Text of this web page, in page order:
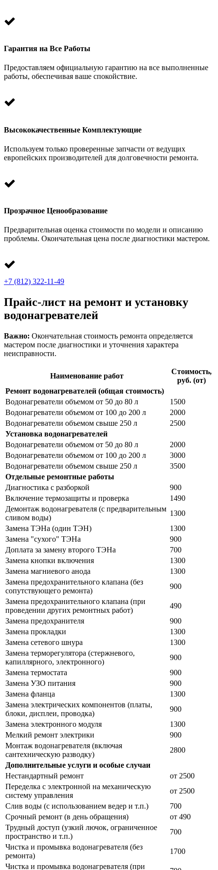
Гарантия на Все Работы
Предоставляем официальную гарантию на все выполненные
работы, обеспечивая ваше спокойствие.
Высококачественные Комплектующие
Используем только проверенные запчасти от ведущих
европейских производителей для долговечности ремонта.
Прозрачное Ценообразование
Предварительная оценка стоимости по модели и описанию
проблемы. Окончательная цена после диагностики мастером.
+7 (812) 322-11-49
Прайс-лист на ремонт и установку
водонагревателей
Важно: Окончательная стоимость ремонта определяется
мастером после диагностики и уточнения характера
неисправности.
Наименование работ
Стоимость,
руб. (от)
Ремонт водонагревателей (общая стоимость)
Водонагреватели объемом от 50 до 80 л
1500
Водонагреватели объемом от 100 до 200 л
2000
Водонагреватели объемом свыше 250 л
2500
Установка водонагревателей
Водонагреватели объемом от 50 до 80 л
2000
Водонагреватели объемом от 100 до 200 л
3000
Водонагреватели объемом свыше 250 л
3500
Отдельные ремонтные работы
Диагностика с разборкой
900
Включение термозащиты и проверка
1490
Демонтаж водонагревателя (с предварительным
сливом воды)
1300
Замена ТЭНа (один ТЭН)
1300
Замена "сухого" ТЭНа
900
Доплата за замену второго ТЭНа
700
Замена кнопки включения
1300
Замена магниевого анода
1300
Замена предохранительного клапана (без
сопутствующего ремонта)
900
Замена предохранительного клапана (при
проведении других ремонтных работ)
490
Замена предохранителя
900
Замена прокладки
1300
Замена сетевого шнура
1300
Замена терморегулятора (стержневого,
капиллярного, электронного)
900
Замена термостата
900
Замена УЗО питания
900
Замена фланца
1300
Замена электрических компонентов (платы,
блоки, дисплеи, проводка)
900
Замена электронного модуля
1300
Мелкий ремонт электрики
900
Монтаж водонагревателя (включая
сантехническую разводку)
2800
Дополнительные услуги и особые случаи
Нестандартный ремонт
от 2500
Переделка с электронной на механическую
систему управления
от 2500
Слив воды (с использованием ведер и т.п.)
700
Срочный ремонт (в день обращения)
от 490
Трудный доступ (узкий лючок, ограниченное
пространство и т.п.)
700
Чистка и промывка водонагревателя (без
ремонта)
1700
Чистка и промывка водонагревателя (при